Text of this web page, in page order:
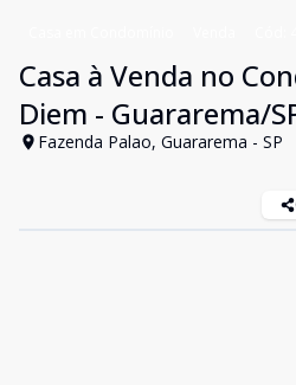
Casa à Venda no
Diem - Guararema/
Fazenda Palao, Guararema - SP